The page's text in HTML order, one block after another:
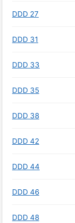
DDD 27
DDD 31
DDD 33
DDD 35
DDD 38
DDD 42
DDD 44
DDD 46
DDD 48